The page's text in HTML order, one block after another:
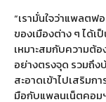
“เรามั่นใจว่าแพลต
ของเมืองต่าง ๆ ได้เ
เหมาะสมกับความต้
อย่างตรงจุด รวมถึง
สะอาดเข้าไปเสริม
มือกับแพลนเน็ตคอม